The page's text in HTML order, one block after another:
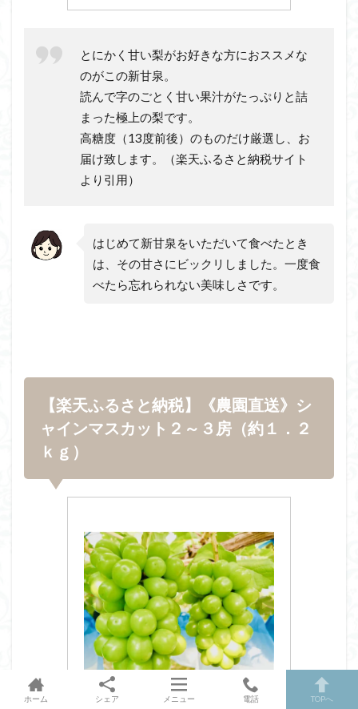
とにかく甘い梨がお好きな方におススメな
のがこの新甘泉。
読んで字のごとく甘い果汁がたっぷりと詰
まった極上の梨です。
高糖度（13度前後）のものだけ厳選し、お
届け致します。（楽天ふるさと納税サイト
より引用）
はじめて新甘泉をいただいて食べたとき
は、その甘さにビックリしました。一度食
べたら忘れられない美味しさです。
【楽天ふるさと納税】《農園直送》シ
ャインマスカット２～３房（約１．２
ｋｇ）
ホーム シェア メニュー 電話 TOPへ